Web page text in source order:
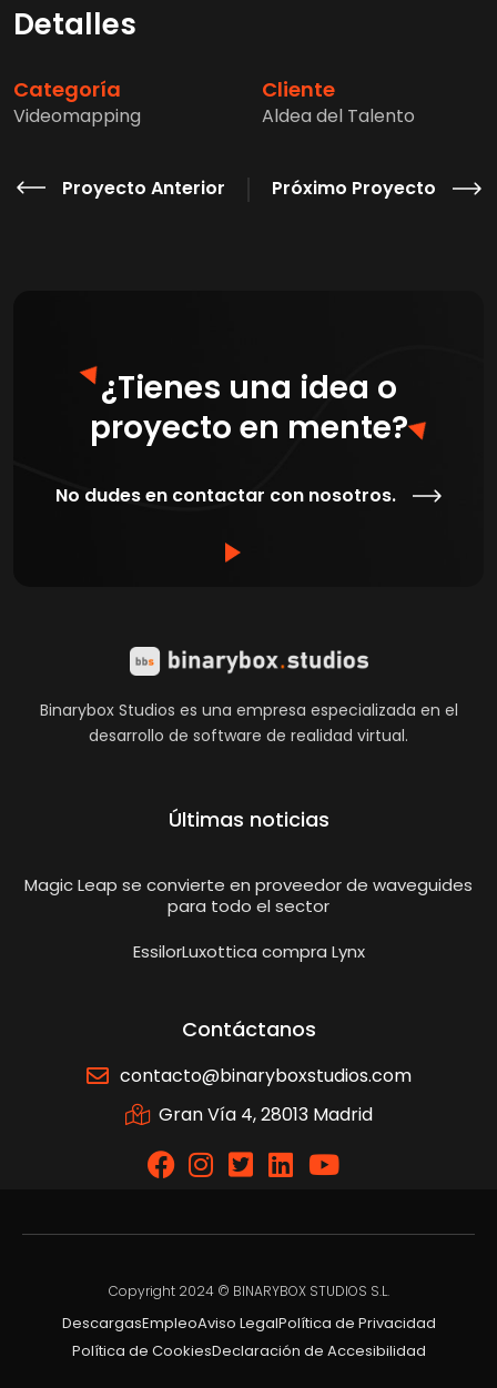
Detalles
Categoría
Videomapping
Cliente
Aldea del Talento
Proyecto Anterior Próximo Proyecto
¿Tienes una idea o
proyecto en mente?
No dudes en contactar con nosotros.
Binarybox Studios es una empresa especializada en el
desarrollo de software de realidad virtual.
Últimas noticias
Magic Leap se convierte en proveedor de waveguides
para todo el sector
EssilorLuxottica compra Lynx
Contáctanos
contacto@binaryboxstudios.com
Gran Vía 4, 28013 Madrid
Copyright 2024 © BINARYBOX STUDIOS S.L.
DescargasEmpleoAviso LegalPolítica de Privacidad
Política de CookiesDeclaración de Accesibilidad